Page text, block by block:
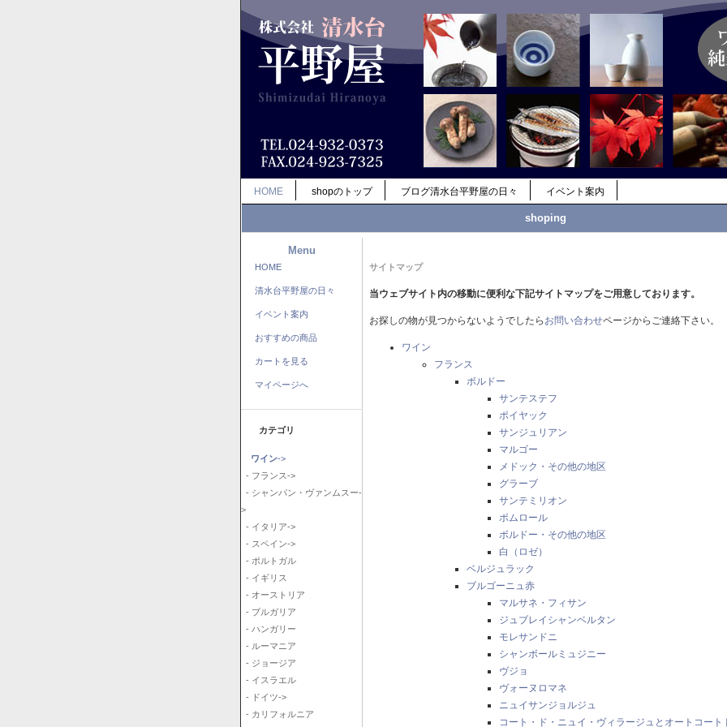
HOME shopのトップ ブログ清水台平野屋の日々 イベント案内
shoping
Menu
HOME
清水台平野屋の日々
イベント案内
おすすめの商品
カートを見る
マイページへ
カテゴリ
ワイン->
- フランス->
- シャンパン・ヴァンムスー-
>
- イタリア->
- スペイン->
- ポルトガル
- イギリス
- オーストリア
- ブルガリア
- ハンガリー
- ルーマニア
- ジョージア
- イスラエル
- ドイツ->
- カリフォルニア
サイトマップ
当ウェブサイト内の移動に便利な下記サイトマップをご用意しております。
お探しの物が見つからないようでしたら お問い合わせページからご連絡下さい。
ワイン
フランス
ボルドー
サンテステフ
ポイヤック
サンジュリアン
マルゴー
メドック・その他の地区
グラーブ
サンテミリオン
ポムロール
ボルドー・その他の地区
白（ロゼ）
ベルジュラック
ブルゴーニュ赤
マルサネ・フィサン
ジュブレイシャンベルタン
モレサンドニ
シャンボールミュジニー
ヴジョ
ヴォーヌロマネ
ニュイサンジョルジュ
コート・ド・ニュイ・ヴィラージュとオートコート